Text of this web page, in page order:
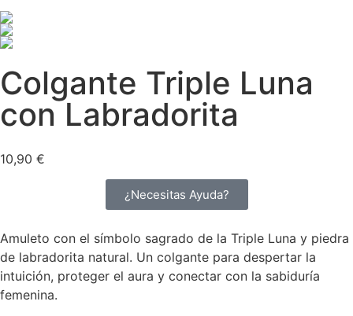
Colgante Triple Luna
con Labradorita
10,90 €
¿Necesitas Ayuda?
Amuleto con el símbolo sagrado de la Triple Luna y piedra
de labradorita natural. Un colgante para despertar la
intuición, proteger el aura y conectar con la sabiduría
femenina.